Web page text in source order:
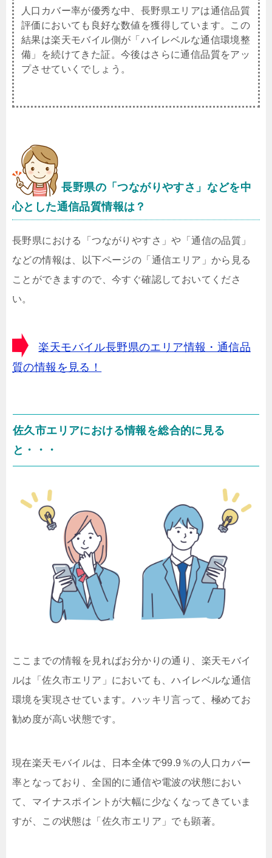
人口カバー率が優秀な中、長野県エリアは通信品質
評価においても良好な数値を獲得しています。この
結果は楽天モバイル側が「ハイレベルな通信環境整
備」を続けてきた証。今後はさらに通信品質をアッ
プさせていくでしょう。
長野県の「つながりやすさ」などを中
心とした通信品質情報は？
長野県における「つながりやすさ」や「通信の品質」
などの情報は、以下ページの「通信エリア」から見る
ことができますので、今すぐ確認しておいてくださ
い。
楽天モバイル長野県のエリア情報・通信品
質の情報を見る！
佐久市エリアにおける情報を総合的に見る
と・・・
ここまでの情報を見ればお分かりの通り、楽天モバイ
ルは「佐久市エリア」においても、ハイレベルな通信
環境を実現させています。ハッキリ言って、極めてお
勧め度が高い状態です。
現在楽天モバイルは、日本全体で99.9％の人口カバー
率となっており、全国的に通信や電波の状態におい
て、マイナスポイントが大幅に少なくなってきていま
すが、この状態は「佐久市エリア」でも顕著。